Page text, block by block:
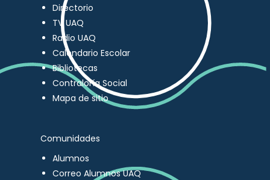
Directorio
TV UAQ
Radio UAQ
Calendario Escolar
Bibliotecas
Contraloría Social
Mapa de sitio
Comunidades
Alumnos
Correo Alumnos UAQ